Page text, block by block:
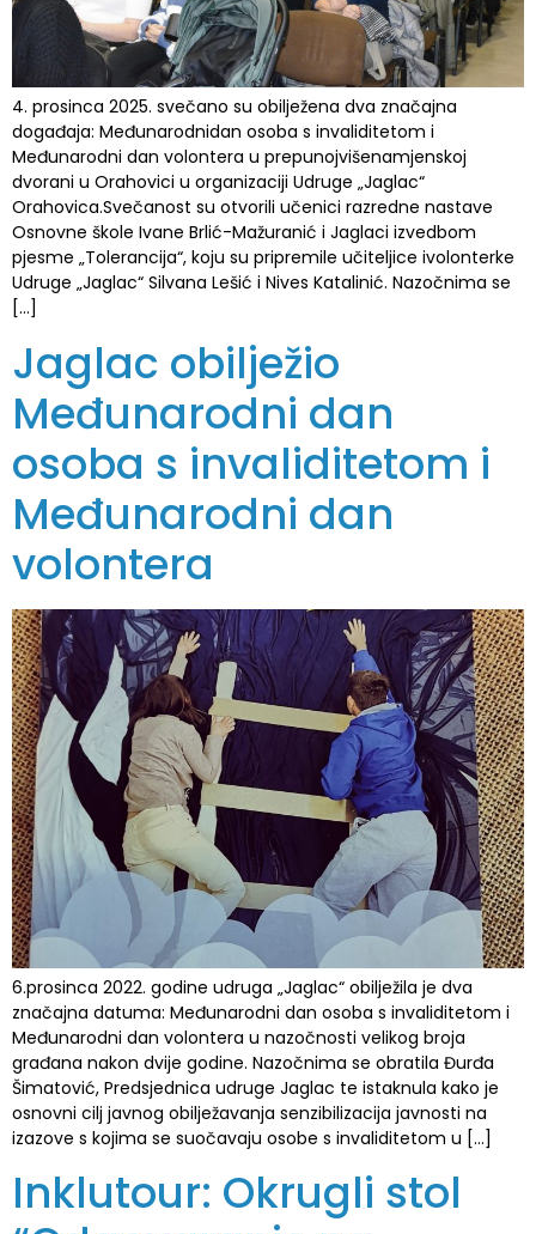
4. prosinca 2025. svečano su obilježena dva značajna
događaja: Međunarodnidan osoba s invaliditetom i
Međunarodni dan volontera u prepunojvišenamjenskoj
dvorani u Orahovici u organizaciji Udruge „Jaglac“
Orahovica.Svečanost su otvorili učenici razredne nastave
Osnovne škole Ivane Brlić-Mažuranić i Jaglaci izvedbom
pjesme „Tolerancija“, koju su pripremile učiteljice ivolonterke
Udruge „Jaglac“ Silvana Lešić i Nives Katalinić. Nazočnima se
[…]
Jaglac obilježio
Međunarodni dan
osoba s invaliditetom i
Međunarodni dan
volontera
6.prosinca 2022. godine udruga „Jaglac“ obilježila je dva
značajna datuma: Međunarodni dan osoba s invaliditetom i
Međunarodni dan volontera u nazočnosti velikog broja
građana nakon dvije godine. Nazočnima se obratila Đurđa
Šimatović, Predsjednica udruge Jaglac te istaknula kako je
osnovni cilj javnog obilježavanja senzibilizacija javnosti na
izazove s kojima se suočavaju osobe s invaliditetom u […]
Inklutour: Okrugli stol